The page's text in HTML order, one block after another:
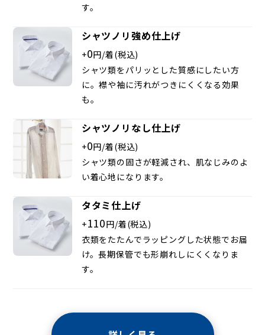
す。
シャツノリ強め仕上げ
+0円/着(税込)
シャツ類をパリッとした質感にしたい方
に。襟や袖に汚れがつきにくくなる効果
も。
シャツノリなし仕上げ
+0円/着(税込)
シャツ類の固さが軽減され、肌なじみのよ
い着心地になります。
タタミ仕上げ
+110円/着(税込)
衣類をたたんでラッピングした状態でお届
け。長期保管でも形崩れしにくくなりま
す。